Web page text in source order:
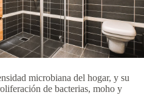
microbiana del hogar, y su
de bacterias, moho y